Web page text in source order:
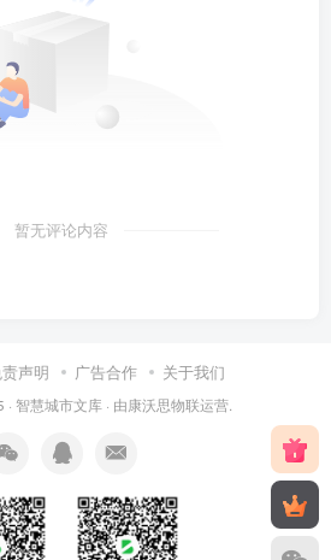
暂无评论内容
声明 广告合作 关于我们
· 智慧城市文库 · 由康沃思物联运营.